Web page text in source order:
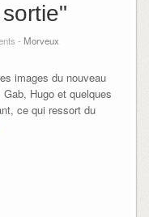
- Morveux
images du nouveau
Hugo et quelques
ce qui ressort du